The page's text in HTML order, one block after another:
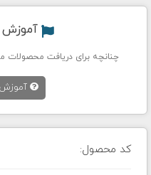
آموزش
چنانچه برای دریافت محصولات
آموزش
کد محصول: